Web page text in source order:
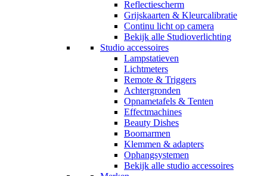
Reflectiescherm
Grijskaarten & Kleurcalibratie
Continu licht op camera
Bekijk alle Studioverlichting
Studio accessoires
Lampstatieven
Lichtmeters
Remote & Triggers
Achtergronden
Opnametafels & Tenten
Effectmachines
Beauty Dishes
Boomarmen
Klemmen & adapters
Ophangsystemen
Bekijk alle studio accessoires